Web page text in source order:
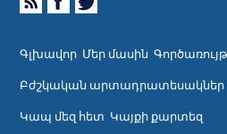
Գլխավոր Մեր մասին
Բժշկական արտադրատեսակներ
Կապ մեզ հետ Կայքի քարտեզ